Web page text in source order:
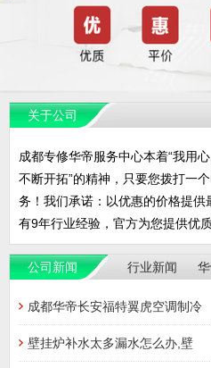
关于公司
成都专修华帝服务中心本着“我用
不断开拓”的精神，只要您拨打一
务！我们承诺：以优惠的价格提
有9年行业经验，官方为您提供优质
公司新闻 行业新闻
成都华帝长安福特翼虎空调制冷
壁挂炉补水太多漏水怎么办,壁